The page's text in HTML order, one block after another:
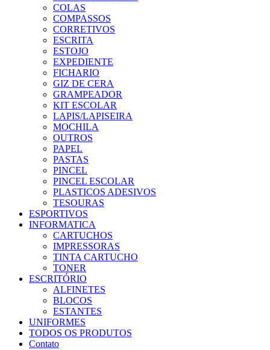
COLAS
COMPASSOS
CORRETIVOS
ESCRITA
ESTOJO
EXPEDIENTE
FICHARIO
GIZ DE CERA
GRAMPEADOR
KIT ESCOLAR
LAPIS/LAPISEIRA
MOCHILA
OUTROS
PAPEL
PASTAS
PINCEL
PINCEL ESCOLAR
PLASTICOS ADESIVOS
TESOURAS
ESPORTIVOS
INFORMATICA
CARTUCHOS
IMPRESSORAS
TINTA CARTUCHO
TONER
ESCRITÓRIO
ALFINETES
BLOCOS
ESTANTES
UNIFORMES
TODOS OS PRODUTOS
Contato